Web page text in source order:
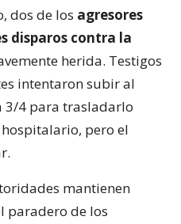
dos de los agresores
disparos contra la
herida. Testigos
intentaron subir al
3/4 para trasladarlo
pero el
mantienen
paradero de los